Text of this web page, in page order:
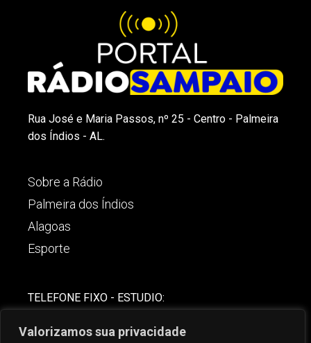
Valorizamos sua privacidade
Rua José e Maria Passos, nº 25 - Centro - Palmeira
dos Índios - AL.
Sobre a Rádio
Palmeira dos Índios
Alagoas
Esporte
TELEFONE FIXO - ESTUDIO: